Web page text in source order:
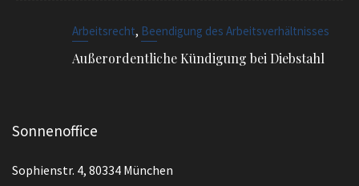
Arbeitsrecht, Beendigung des Arbeitsverhältnisses
Außerordentliche Kündigung bei Diebstahl
Sonnenoffice
Sophienstr. 4, 80334 München